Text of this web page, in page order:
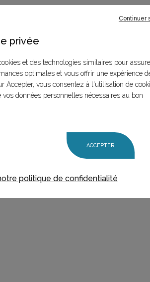
Continuer
privée
et des technologies similaires pour
optimales et vous offrir une expérience
Accepter, vous consentez à l'utilisation de
données personnelles nécessaires au bon
ACCEPTER
politique de confidentialité